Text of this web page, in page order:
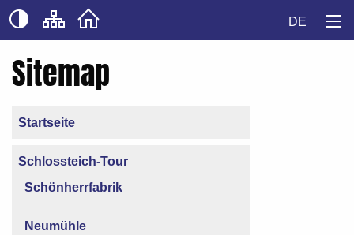
DE
Sitemap
Startseite
Schlossteich-Tour
Schönherrfabrik
Neumühle